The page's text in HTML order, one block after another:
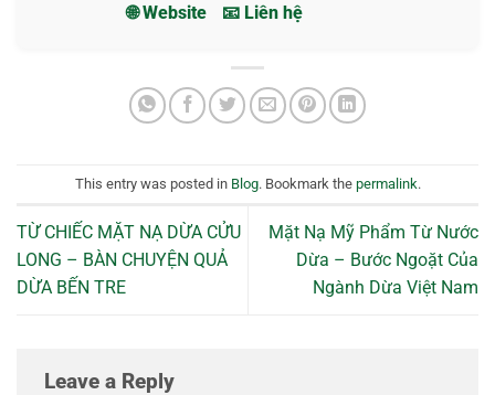
🌐 Website 📧 Liên hệ
This entry was posted in Blog. Bookmark the permalink.
TỪ CHIẾC MẶT NẠ DỪA CỬU
LONG – BÀN CHUYỆN QUẢ
DỪA BẾN TRE
Mặt Nạ Mỹ Phẩm Từ Nước
Dừa – Bước Ngoặt Của
Ngành Dừa Việt Nam
Leave a Reply